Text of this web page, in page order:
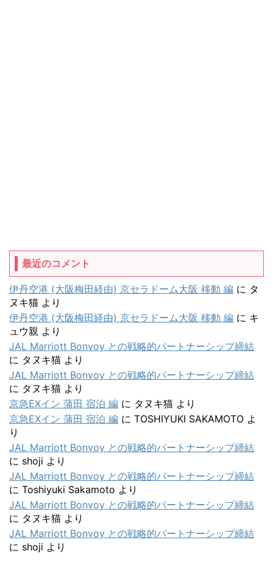
最近のコメント
伊丹空港 (大阪梅田経由) 京セラドーム大阪 移動 編 に タ
ヌキ猫 より
伊丹空港 (大阪梅田経由) 京セラドーム大阪 移動 編 に キ
ュウ親 より
JAL Marriott Bonvoy との戦略的パートナーシップ締結
に タヌキ猫 より
JAL Marriott Bonvoy との戦略的パートナーシップ締結
に タヌキ猫 より
京急EXイン 蒲田 宿泊 編 に タヌキ猫 より
京急EXイン 蒲田 宿泊 編 に TOSHIYUKI SAKAMOTO よ
り
JAL Marriott Bonvoy との戦略的パートナーシップ締結
に shoji より
JAL Marriott Bonvoy との戦略的パートナーシップ締結
に Toshiyuki Sakamoto より
JAL Marriott Bonvoy との戦略的パートナーシップ締結
に タヌキ猫 より
JAL Marriott Bonvoy との戦略的パートナーシップ締結
に shoji より